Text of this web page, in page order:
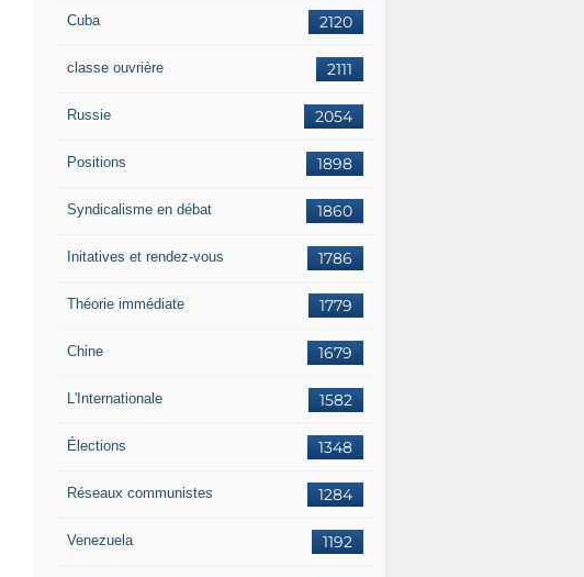
2120
Cuba
2111
classe ouvrière
2054
Russie
1898
Positions
1860
Syndicalisme en débat
1786
Initatives et rendez-vous
1779
Théorie immédiate
1679
Chine
1582
L'Internationale
1348
Élections
1284
Réseaux communistes
1192
Venezuela